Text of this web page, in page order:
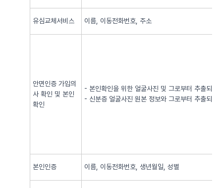
유심교체서비스 이름, 이동전화번호, 주소
안면인증 가입의
사 확인 및 본인
확인
- 본인확인을 위한 얼굴사진 및 그로부터 추출되어
- 신분증 얼굴사진 원본 정보와 그로부터 추출되어
본인인증 이름, 이동전화번호, 생년월일, 성별